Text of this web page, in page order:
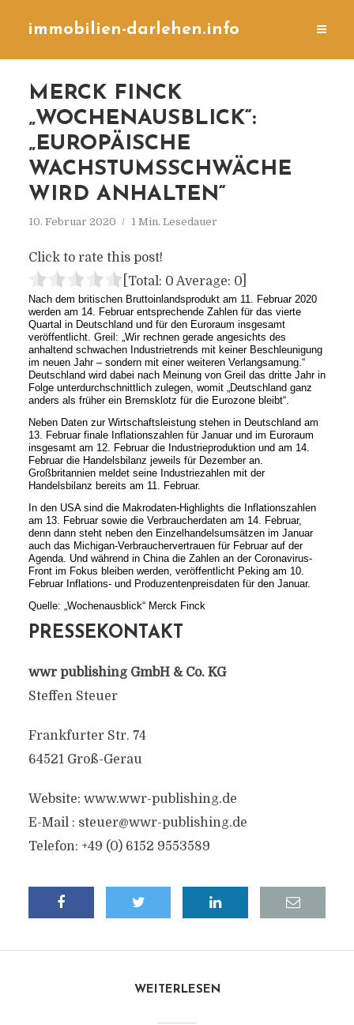
immobilien-darlehen.info
MERCK FINCK
„WOCHENAUSBLICK“:
„EUROPÄISCHE
WACHSTUMSSCHWÄCHE
WIRD ANHALTEN“
10. Februar 2020 1 Min. Lesedauer
Click to rate this post!
[Total: 0 Average: 0]
Nach dem britischen Bruttoinlandsprodukt am 11. Februar 2020
werden am 14. Februar entsprechende Zahlen für das vierte
Quartal in Deutschland und für den Euroraum insgesamt
veröffentlicht. Greil: „Wir rechnen gerade angesichts des
anhaltend schwachen Industrietrends mit keiner Beschleunigung
im neuen Jahr – sondern mit einer weiteren Verlangsamung.“
Deutschland wird dabei nach Meinung von Greil das dritte Jahr in
Folge unterdurchschnittlich zulegen, womit „Deutschland ganz
anders als früher ein Bremsklotz für die Eurozone bleibt“.
Neben Daten zur Wirtschaftsleistung stehen in Deutschland am
13. Februar finale Inflationszahlen für Januar und im Euroraum
insgesamt am 12. Februar die Industrieproduktion und am 14.
Februar die Handelsbilanz jeweils für Dezember an.
Großbritannien meldet seine Industriezahlen mit der
Handelsbilanz bereits am 11. Februar.
In den USA sind die Makrodaten-Highlights die Inflationszahlen
am 13. Februar sowie die Verbraucherdaten am 14. Februar,
denn dann steht neben den Einzelhandelsumsätzen im Januar
auch das Michigan-Verbrauchervertrauen für Februar auf der
Agenda. Und während in China die Zahlen an der Coronavirus-
Front im Fokus bleiben werden, veröffentlicht Peking am 10.
Februar Inflations- und Produzentenpreisdaten für den Januar.
Quelle: „Wochenausblick“ Merck Finck
PRESSEKONTAKT
wwr publishing GmbH & Co. KG
Steffen Steuer
Frankfurter Str. 74
64521 Groß-Gerau
Website: www.wwr-publishing.de
E-Mail : steuer@wwr-publishing.de
Telefon: +49 (0) 6152 9553589
WEITERLESEN